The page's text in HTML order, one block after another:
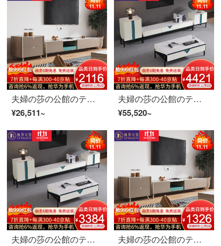
夫婦の莎の公館のテレビの箱の北欧のテレビの箱の茶の組み合わせのスーツの近代的な簡明な客間の岩板のテレビの保管物の戸棚の家具のテレビの箱+辺の戸棚の1.96 m
¥26,511~
夫婦の莎の公館のテレビの箱北欧の軽奢なテレビの箱のお茶の組み合わせのスーツの近代的な客間の簡単な岩板の物置きの逸品の家具のテレビの箱+お茶の何+高い箱の2.0 mテレビの箱
¥55,520~
夫婦の莎の公館のテレビの箱北欧の軽奢なテレビの箱のお茶の組み合わせのスーツの近代的な客間の簡単な岩板の物置きの逸品の家具の岩板のテレビの箱+岩板のお茶の何2.0 mテレビの箱
夫婦の莎の公館のテレビの箱の北欧のテレビの箱の茶の組み合わせのスーツの近代的な簡明な客間の岩板のテレビの保管物の食器棚の家具の岩板のテレビの箱の1.96 m